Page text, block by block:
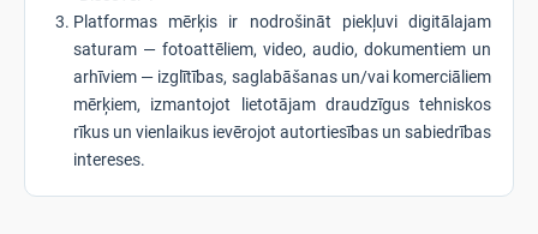
Platformas mērķis ir nodrošināt piekļuvi digitālajam
saturam — fotoattēliem, video, audio, dokumentiem un
arhīviem — izglītības, saglabāšanas un/vai komerciāliem
mērķiem, izmantojot lietotājam draudzīgus tehniskos
rīkus un vienlaikus ievērojot autortiesības un sabiedrības
intereses.